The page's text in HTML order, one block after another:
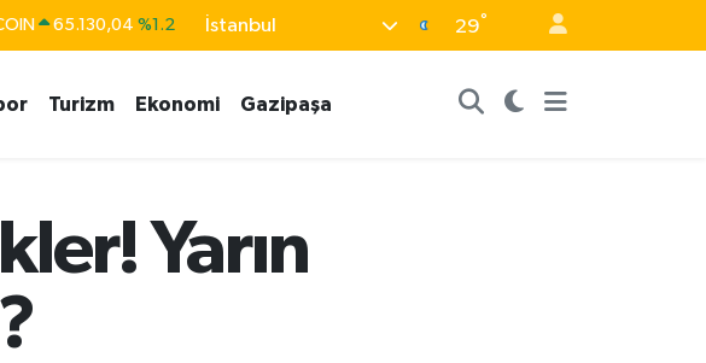
65.130,04 %1.2
55,2510 %0.32
13.773 %-19
İstanbul 29°
Turizm Ekonomi Gazipaşa
Yarın